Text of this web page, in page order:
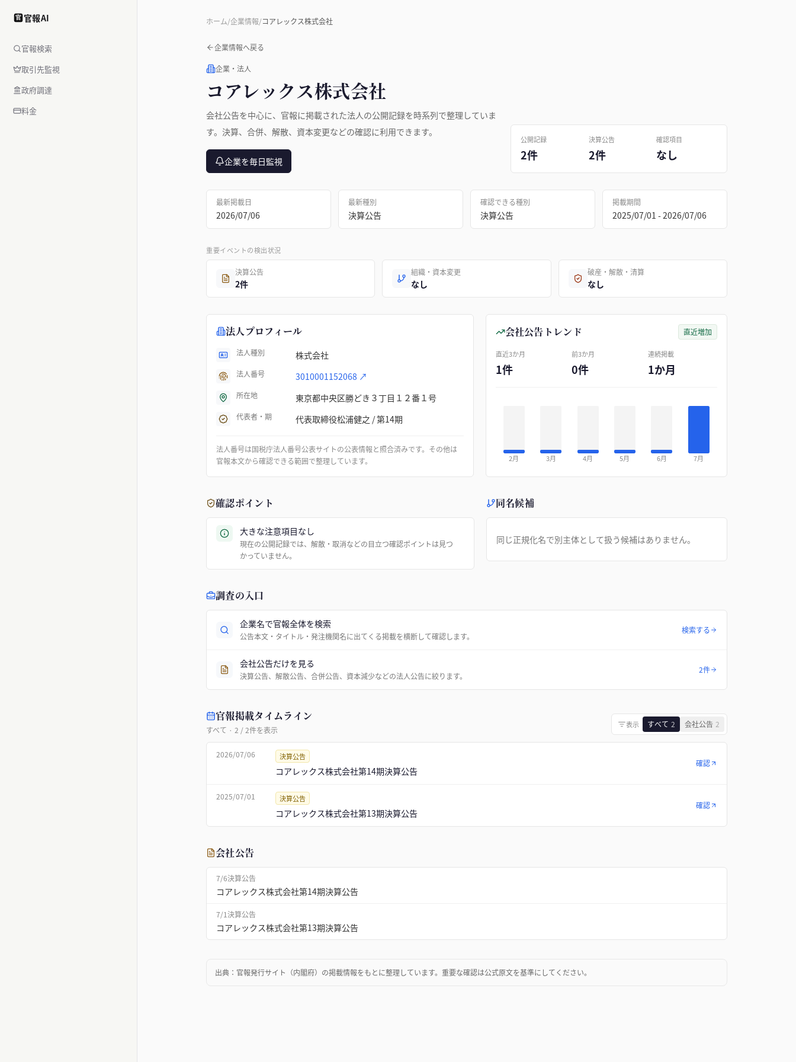
官 官報AI
官報検索
取引先監視
政府調達
料金
ホーム/企業情報/コアレックス株式会社
企業情報へ戻る
企業・法人
コアレックス株式会社
会社公告を中心に、官報に掲載された法人の公開記録を時系列で整理していま
す。決算、合併、解散、資本変更などの確認に利用できます。
企業を毎日監視
公開記録
2件
決算公告
2件
確認項目
なし
最新掲載日
2026/07/06
最新種別
決算公告
確認できる種別
決算公告
掲載期間
2025/07/01 - 2026/07/06
重要イベントの検出状況
決算公告
2件
組織・資本変更
なし
破産・解散・清算
なし
法人プロフィール
法人種別 株式会社
法人番号 3010001152068 ↗
所在地 東京都中央区勝どき３丁目１２番１号
代表者・期 代表取締役松浦健之 / 第14期
法人番号は国税庁法人番号公表サイトの公表情報と照合済みです。その他は
官報本文から確認できる範囲で整理しています。
会社公告トレンド 直近増加
直近3か月
1件
前3か月
0件
連続掲載
1か月
2月 3月 4月 5月 6月 7月
確認ポイント
大きな注意項目なし
現在の公開記録では、解散・取消などの目立つ確認ポイントは見つ
かっていません。
同名候補
同じ正規化名で別主体として扱う候補はありません。
調査の入口
企業名で官報全体を検索
公告本文・タイトル・発注機関名に出てくる掲載を横断して確認します。
検索する
会社公告だけを見る
決算公告、解散公告、合併公告、資本減少などの法人公告に絞ります。
2件
官報掲載タイムライン
すべて · 2 /2件を表示
表示 すべて 2 会社公告 2
2026/07/06 決算公告
コアレックス株式会社第14期決算公告
確認
2025/07/01 決算公告
コアレックス株式会社第13期決算公告
確認
会社公告
7/6決算公告
コアレックス株式会社第14期決算公告
7/1決算公告
コアレックス株式会社第13期決算公告
出典： 官報発行サイト（内閣府） の掲載情報をもとに整理しています。重要な確認は公式原文を基準にしてください。